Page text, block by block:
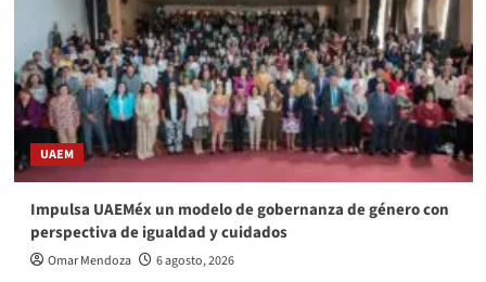
UAEM
Impulsa UAEMéx un modelo de gobernanza de género con
perspectiva de igualdad y cuidados
Omar Mendoza 6 agosto, 2026